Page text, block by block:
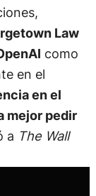
Law
como
en el
en el
mejor pedir
a The Wall